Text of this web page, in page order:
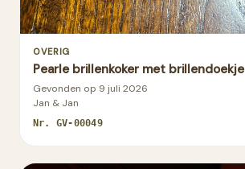
OVERIG
Pearle brillenkoker met brillendoekje
Gevonden op 9 juli 2026
Jan & Jan
Nr. GV-00049